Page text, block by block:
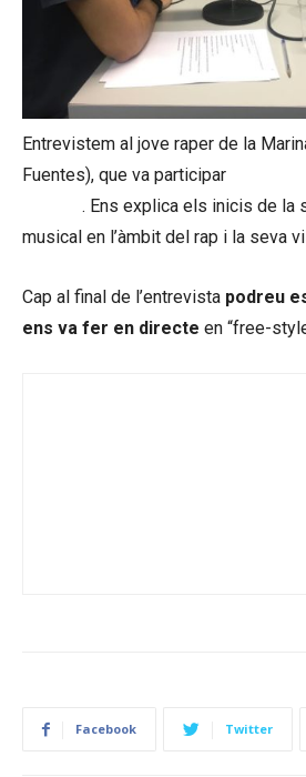
Entrevistem al jove raper de la
Fuentes), que va participar
. Ens explica els inicis de la
musical en l’àmbit del rap i la seva
Cap al final de l’entrevista podreu
ens va fer en directe en “free-
Facebook Twitter